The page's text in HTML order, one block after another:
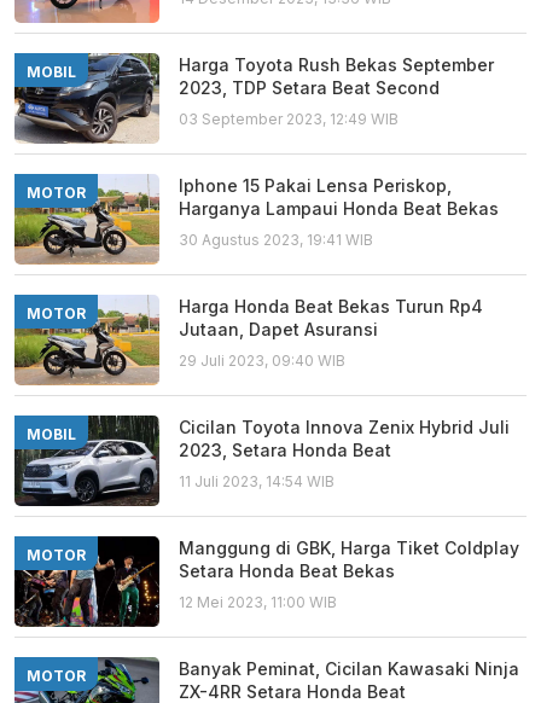
MOBIL
Harga Toyota Rush Bekas September
2023, TDP Setara Beat Second
03 September 2023, 12:49 WIB
MOTOR
Iphone 15 Pakai Lensa Periskop,
Harganya Lampaui Honda Beat Bekas
30 Agustus 2023, 19:41 WIB
MOTOR
Harga Honda Beat Bekas Turun Rp4
Jutaan, Dapet Asuransi
29 Juli 2023, 09:40 WIB
MOBIL
Cicilan Toyota Innova Zenix Hybrid Juli
2023, Setara Honda Beat
11 Juli 2023, 14:54 WIB
MOTOR
Manggung di GBK, Harga Tiket Coldplay
Setara Honda Beat Bekas
12 Mei 2023, 11:00 WIB
MOTOR
Banyak Peminat, Cicilan Kawasaki Ninja
ZX-4RR Setara Honda Beat